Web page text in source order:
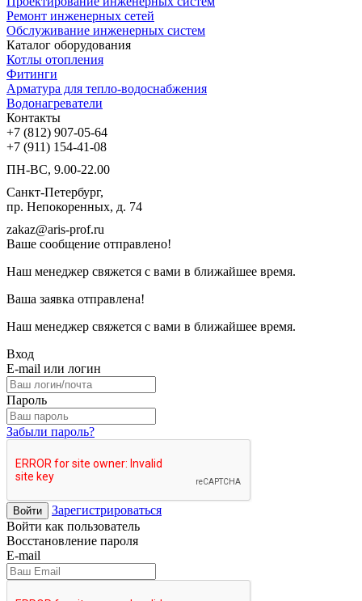
Ремонт инженерных сетей
Обслуживание инженерных систем
Каталог оборудования
Котлы отопления
Фитинги
Арматура для тепло-водоснабжения
Водонагреватели
Контакты
+7 (812) 907-05-64
+7 (911) 154-41-08
ПН-ВС, 9.00-22.00
Санкт-Петербург,
пр. Непокоренных, д. 74
zakaz@aris-prof.ru
Ваше сообщение отправлено!
Наш менеджер свяжется с вами в ближайшее время.
Ваша заявка отправлена!
Наш менеджер свяжется с вами в ближайшее время.
Вход
E-mail или логин
Пароль
Забыли пароль?
Войти
Зарегистрироваться
Войти как пользователь
Восстановление пароля
E-mail